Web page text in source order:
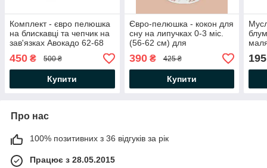
Комплект - євро пелюшка
на блискавці та чепчик на
зав'язках Авокадо 62-68
(3-6 міс.) Інтерлок,
молочний
450 ₴ 500 ₴
Купити
Євро-пелюшка - кокон для
сну на липучках 0-3 міс.
(56-62 см) для
новонароджених
Ведмежата інтерлок-
рапорт
390₴ 425 ₴
Купити
міс.)
195
Про нас
100% позитивних з 36 відгуків за рік
Працює з 28.05.2015